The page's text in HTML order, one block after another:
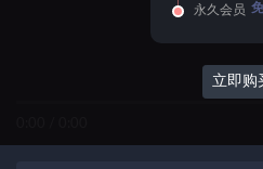
永久会员
立即购